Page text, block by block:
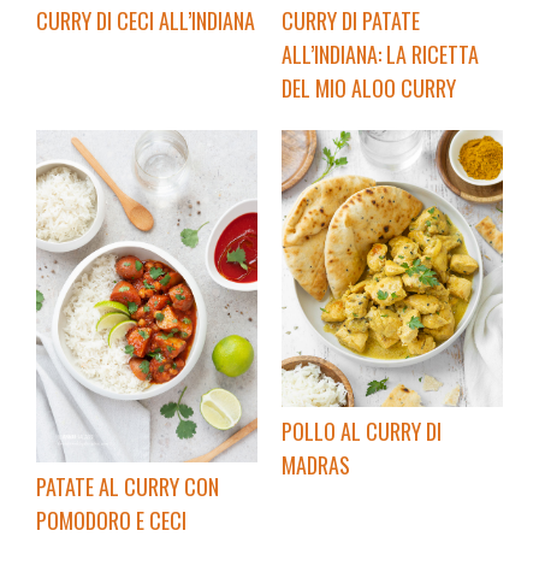
CURRY DI CECI ALL’INDIANA
CURRY DI PATATE
ALL’INDIANA: LA RICETTA
DEL MIO ALOO CURRY
PATATE AL CURRY CON
POMODORO E CECI
POLLO AL CURRY DI
MADRAS